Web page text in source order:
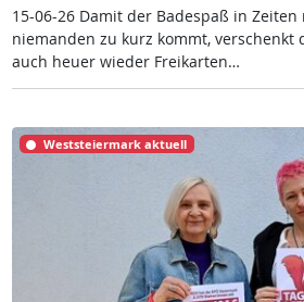
15-06-26 Da­mit der Ba­de­spaß in
nie­man­den zu kurz kommt, ver­schenkt
auch heu­er wie­der Frei­k­ar­ten…
Weststeiermark aktuell